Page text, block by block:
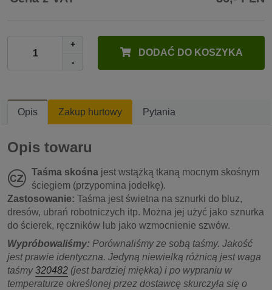
+
-
DODAĆ DO KOSZYKA
Opis Zakup hurtowy Pytania
Opis towaru
Taśma skośna jest wstążką tkaną mocnym skośnym
ściegiem (przypomina jodełkę).
Zastosowanie: Taśma jest świetna na sznurki do bluz,
dresów, ubrań robotniczych itp. Można jej użyć jako sznurka
do ścierek, ręczników lub jako wzmocnienie szwów.
Wypróbowaliśmy: Porównaliśmy ze sobą taśmy. Jakość
jest prawie identyczna. Jedyną niewielką różnicą jest waga
taśmy320482 (jest bardziej miękka) i po wypraniu w
temperaturze określonej przez dostawcę skurczyła się o